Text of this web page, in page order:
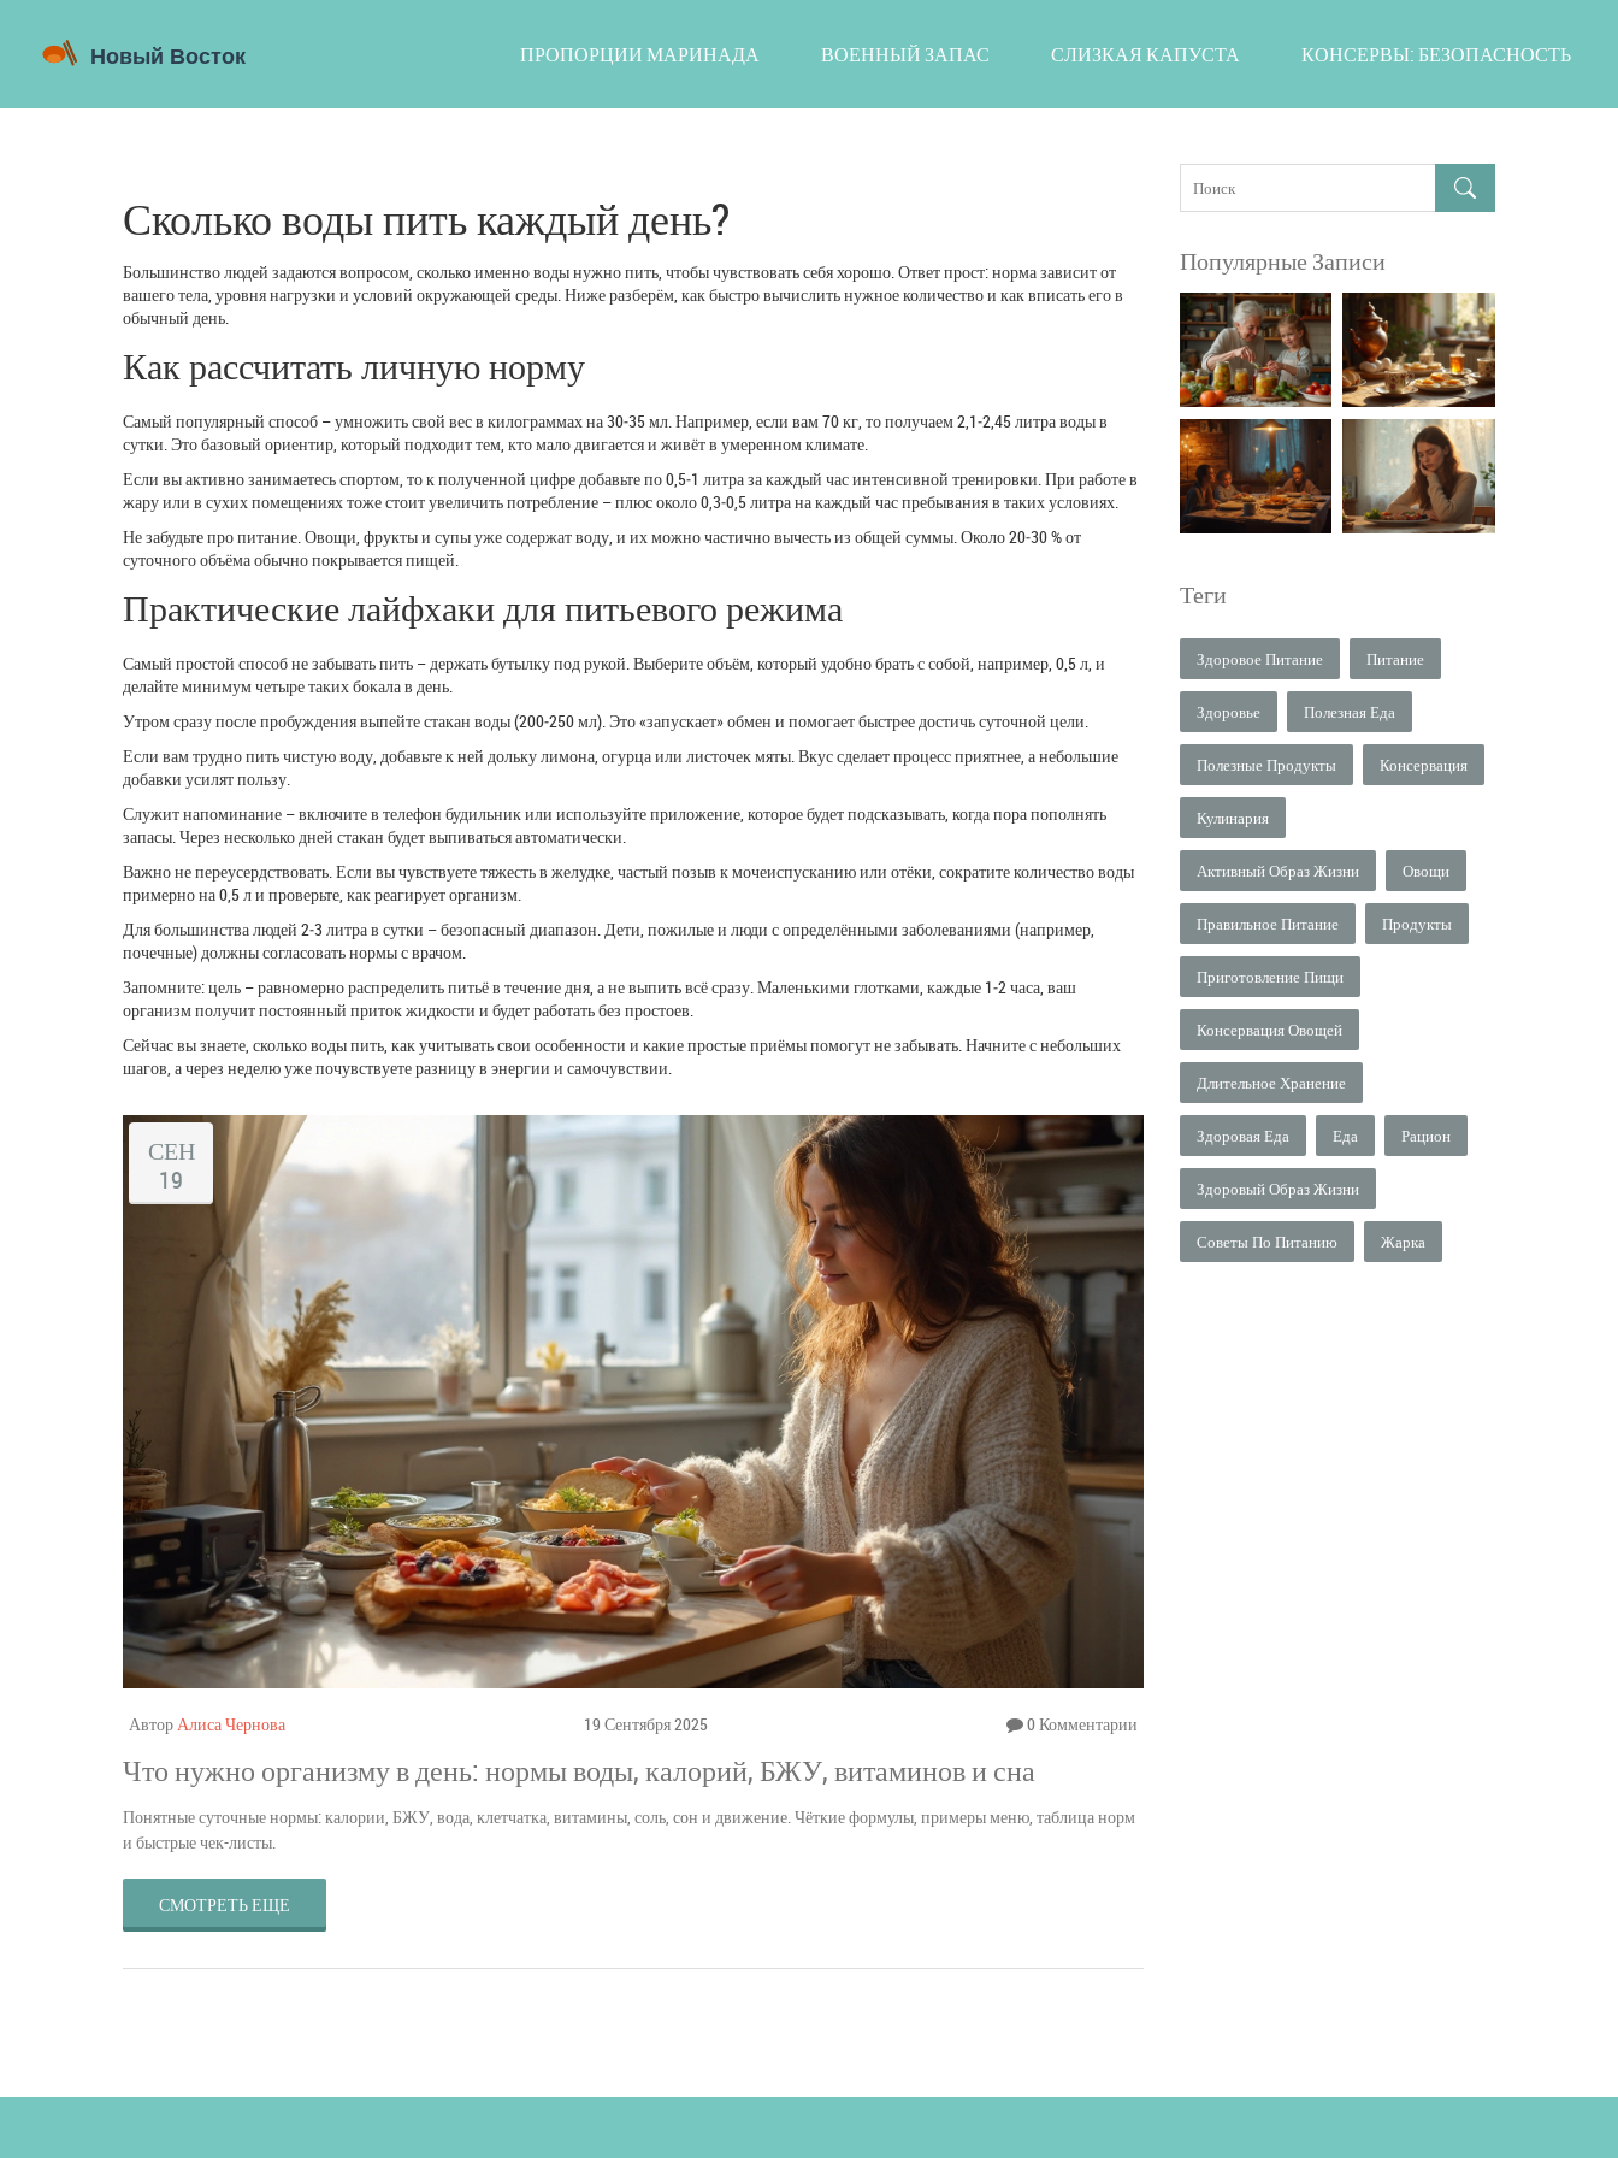
ПРОПОРЦИИ МАРИНАДА ВОЕННЫЙ ЗАПАС СЛИЗКАЯ КАПУСТА КОНСЕРВЫ: БЕЗОПАСНОСТЬ
Сколько воды пить каждый день?
Большинство людей задаются вопросом, сколько именно воды нужно пить, чтобы чувствовать себя хорошо. Ответ прост: норма зависит от
вашего тела, уровня нагрузки и условий окружающей среды. Ниже разберём, как быстро вычислить нужное количество и как вписать его в
обычный день.
Как рассчитать личную норму
Самый популярный способ – умножить свой вес в килограммах на 30‑35 мл. Например, если вам 70 кг, то получаем 2,1‑2,45 литра воды в
сутки. Это базовый ориентир, который подходит тем, кто мало двигается и живёт в умеренном климате.
Если вы активно занимаетесь спортом, то к полученной цифре добавьте по 0,5‑1 литра за каждый час интенсивной тренировки. При работе в
жару или в сухих помещениях тоже стоит увеличить потребление – плюс около 0,3‑0,5 литра на каждый час пребывания в таких условиях.
Не забудьте про питание. Овощи, фрукты и супы уже содержат воду, и их можно частично вычесть из общей суммы. Около 20‑30 % от
суточного объёма обычно покрывается пищей.
Практические лайфхаки для питьевого режима
Самый простой способ не забывать пить – держать бутылку под рукой. Выберите объём, который удобно брать с собой, например, 0,5 л, и
делайте минимум четыре таких бокала в день.
Утром сразу после пробуждения выпейте стакан воды (200‑250 мл). Это «запускает» обмен и помогает быстрее достичь суточной цели.
Если вам трудно пить чистую воду, добавьте к ней дольку лимона, огурца или листочек мяты. Вкус сделает процесс приятнее, а небольшие
добавки усилят пользу.
Служит напоминание – включите в телефон будильник или используйте приложение, которое будет подсказывать, когда пора пополнять
запасы. Через несколько дней стакан будет выпиваться автоматически.
Важно не переусердствовать. Если вы чувствуете тяжесть в желудке, частый позыв к мочеиспусканию или отёки, сократите количество воды
примерно на 0,5 л и проверьте, как реагирует организм.
Для большинства людей 2‑3 литра в сутки – безопасный диапазон. Дети, пожилые и люди с определёнными заболеваниями (например,
почечные) должны согласовать нормы с врачом.
Запомните: цель – равномерно распределить питьё в течение дня, а не выпить всё сразу. Маленькими глотками, каждые 1‑2 часа, ваш
организм получит постоянный приток жидкости и будет работать без простоев.
Сейчас вы знаете, сколько воды пить, как учитывать свои особенности и какие простые приёмы помогут не забывать. Начните с небольших
шагов, а через неделю уже почувствуете разницу в энергии и самочувствии.
СЕН
19
АвторАлиса Чернова 19 Сентября 2025 0 Комментарии
Что нужно организму в день: нормы воды, калорий, БЖУ, витаминов и сна
Понятные суточные нормы: калории, БЖУ, вода, клетчатка, витамины, соль, сон и движение. Чёткие формулы, примеры меню, таблица норм
и быстрые чек-листы.
СМОТРЕТЬ ЕЩЕ
Популярные Записи
Теги
Здоровое Питание Питание
Здоровье Полезная Еда
Полезные Продукты Консервация
Кулинария
Активный Образ Жизни Овощи
Правильное Питание Продукты
Приготовление Пищи
Консервация Овощей
Длительное Хранение
Здоровая Еда Еда Рацион
Здоровый Образ Жизни
Советы По Питанию Жарка